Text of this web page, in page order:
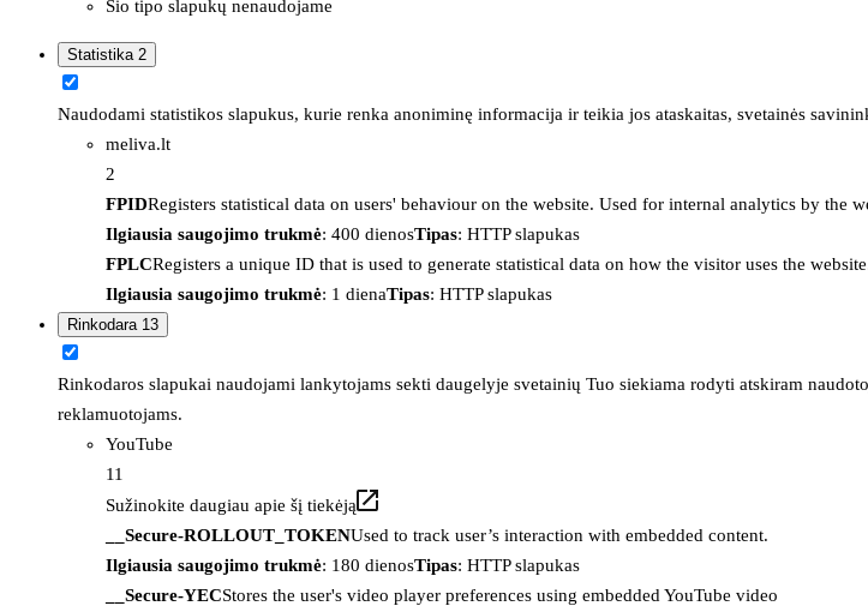
Šio tipo slapukų nenaudojame
Statistika 2
Naudodami statistikos slapukus, kurie renka anoniminę informacija ir teikia jos ataskaitas, svetainės
meliva.lt
2
FPIDRegisters statistical data on users' behaviour on the website. Used for internal analytics by the
Ilgiausia saugojimo trukmė: 400 dienosTipas: HTTP slapukas
FPLCRegisters a unique ID that is used to generate statistical data on how the visitor uses the
Ilgiausia saugojimo trukmė: 1 dienaTipas: HTTP slapukas
Rinkodara 13
Rinkodaros slapukai naudojami lankytojams sekti daugelyje svetainių Tuo siekiama rodyti atskiram
reklamuotojams.
YouTube
11
Sužinokite daugiau apie šį tiekėją
__Secure-ROLLOUT_TOKENUsed to track user’s interaction with embedded content.
Ilgiausia saugojimo trukmė: 180 dienosTipas: HTTP slapukas
__Secure-YECStores the user's video player preferences using embedded YouTube video